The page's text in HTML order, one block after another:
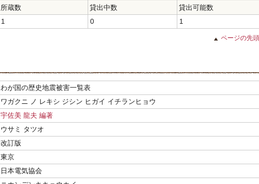
所蔵数 貸出中数
貸出可能数
1 0 1
ページの先
わが国の歴史地震被害一覧表
ワガクニ ノ レキシ ジシン ヒガイ イチランヒョウ
宇佐美 龍夫 編著
ウサミ タツオ
改訂版
東京
日本電気協会